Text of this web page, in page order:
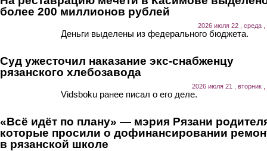
более 200 миллионов рублей
2026 июля 22 , среда ,
Деньги выделены из федерального бюджета.
Суд ужесточил наказание экс-снабженцу
рязанского хлебозавода
2026 июля 21 , вторник ,
Vidsboku ранее писал о его деле.
«Всё идёт по плану» — мэрия Рязани
которые просили о дофинансировании
в рязанской школе